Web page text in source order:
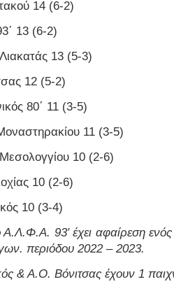
14 (6-2)
13 (6-2)
13 (5-3)
12 (5-2)
80΄ 11 (3-5)
11 (3-5)
10 (2-6)
10 (2-6)
10 (3-4)
Α.Λ.Φ.Α. 93′ έχει αφαίρεση
περιόδου 2022 – 2023.
& Α.Ο. Βόνιτσας έχουν 1